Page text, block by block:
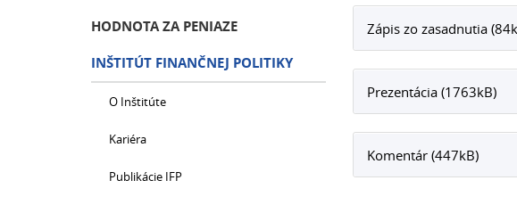
Zápis zo zasadnutia
Prezentácia (1763kB)
Komentár (447kB)
HODNOTA ZA PENIAZE
INŠTITÚT FINANČNEJ POLITIKY
O Inštitúte
Kariéra
Publikácie IFP